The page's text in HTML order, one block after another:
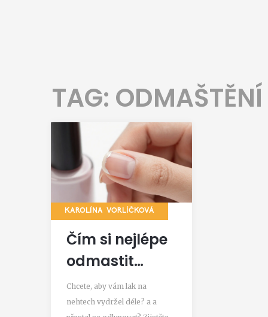
TAG: ODMAŠTĚNÍ
KAROLÍNA VORLÍČKOVÁ
Čím si nejlépe
odmastit
nehty?
Průvodce pro
Chcete, aby vám lak na
nehtech vydržel déle? a a